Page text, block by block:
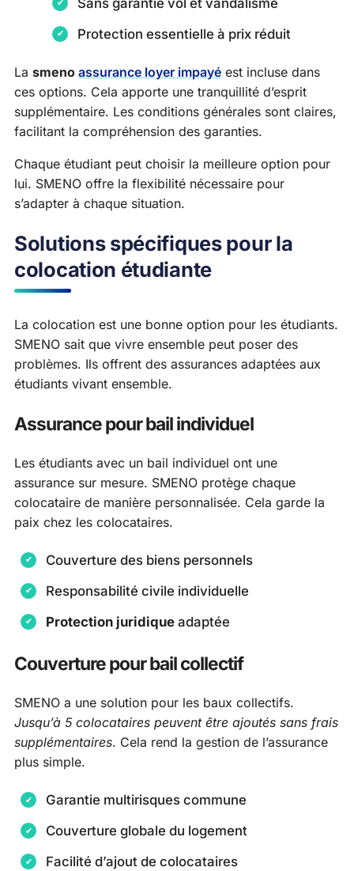
Protection essentielle à prix réduit
La smeno assurance loyer impayé est incluse dans
ces options. Cela apporte une tranquillité d’esprit
supplémentaire. Les conditions générales sont claires,
facilitant la compréhension des garanties.
Chaque étudiant peut choisir la meilleure option pour
lui. SMENO offre la flexibilité nécessaire pour
s’adapter à chaque situation.
Solutions spécifiques pour la
colocation étudiante
La colocation est une bonne option pour les étudiants.
SMENO sait que vivre ensemble peut poser des
problèmes. Ils offrent des assurances adaptées aux
étudiants vivant ensemble.
Assurance pour bail individuel
Les étudiants avec un bail individuel ont une
assurance sur mesure. SMENO protège chaque
colocataire de manière personnalisée. Cela garde la
paix chez les colocataires.
Couverture des biens personnels
Responsabilité civile individuelle
Protection juridique adaptée
Couverture pour bail collectif
SMENO a une solution pour les baux collectifs.
Jusqu’à 5 colocataires peuvent être ajoutés sans frais
supplémentaires. Cela rend la gestion de l’assurance
plus simple.
Garantie multirisques commune
Couverture globale du logement
Facilité d’ajout de colocataires